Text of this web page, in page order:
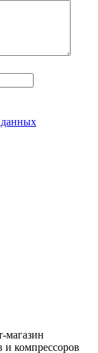
данных
магазин
и компрессоров